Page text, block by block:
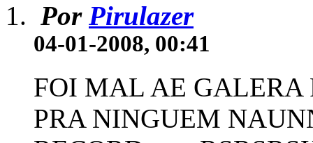
Por Pirulazer
04-01-2008, 00:41
FOI MAL AE GALERA
PRA NINGUEM